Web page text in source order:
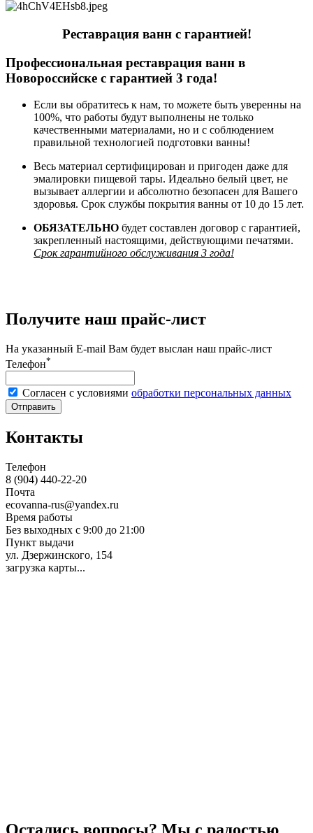
Реставрация ванн с гарантией!
Профессиональная реставрация ванн в
Новороссийске с гарантией 3 года!
Если вы обратитесь к нам, то можете быть уверенны на
100%, что работы будут выполнены не только
качественными материалами, но и с соблюдением
правильной технологией подготовки ванны!
Весь материал сертифицирован и пригоден даже для
эмалировки пищевой тары. Идеально белый цвет, не
вызывает аллергии и абсолютно безопасен для Вашего
здоровья. Срок службы покрытия ванны от 10 до 15 лет.
ОБЯЗАТЕЛЬНО будет составлен договор с гарантией,
закрепленный настоящими, действующими печатями.
Срок гарантийного обслуживания 3 года!
Получите наш прайс-лист
На указанный E-mail Вам будет выслан наш прайс-лист
Телефон*
Согласен с условиями обработки персональных данных
Отправить
Контакты
Телефон
8 (904) 440-22-20
Почта
ecovanna-rus@yandex.ru
Время работы
Без выходных с 9:00 до 21:00
Пункт выдачи
ул. Дзержинского, 154
загрузка карты...